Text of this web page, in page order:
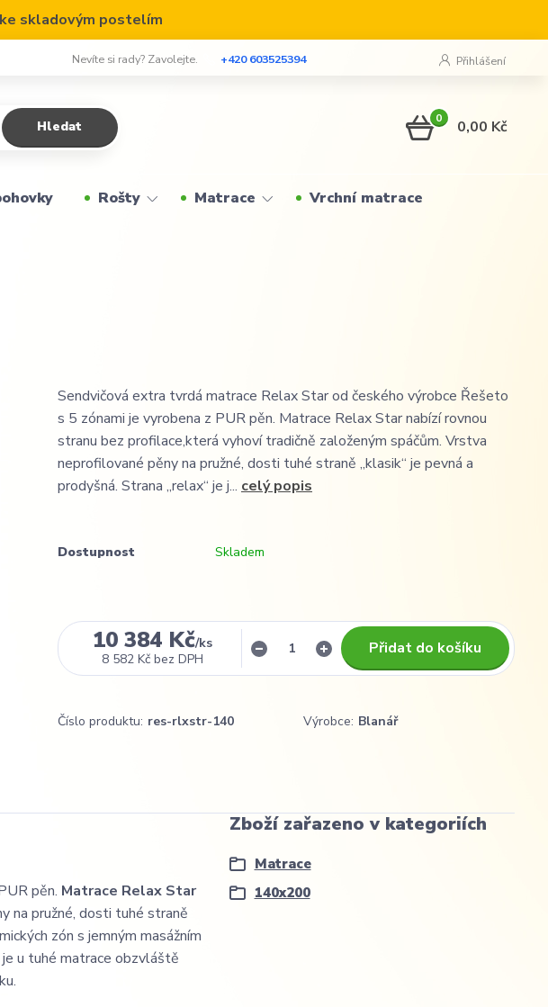
skladovým postelím
Přihlášení
Hledat
Nevíte si rady? Zavolejte. +420 603525394
0 0,00 Kč
Rošty Matrace Vrchní matrace
Sendvičová extra tvrdá matrace Relax Star od českého výrobce Řešeto
s 5 zónami je vyrobena z PUR pěn. Matrace Relax Star nabízí rovnou
stranu bez profilace,která vyhoví tradičně založeným spáčům. Vrstva
neprofilované pěny na pružné, dosti tuhé straně „klasik“ je pevná a
prodyšná. Strana „relax“ je j... celý popis
Dostupnost Skladem
10 384 Kč/ks
8 582 Kč bez DPH
Přidat do košíku
Číslo produktu: res-rlxstr-140 Výrobce: Blanář
pěn. Matrace Relax Star
na pružné, dosti tuhé straně
zón s jemným masážním
u tuhé matrace obzvláště
Zboží zařazeno v kategoriích
Matrace
140x200